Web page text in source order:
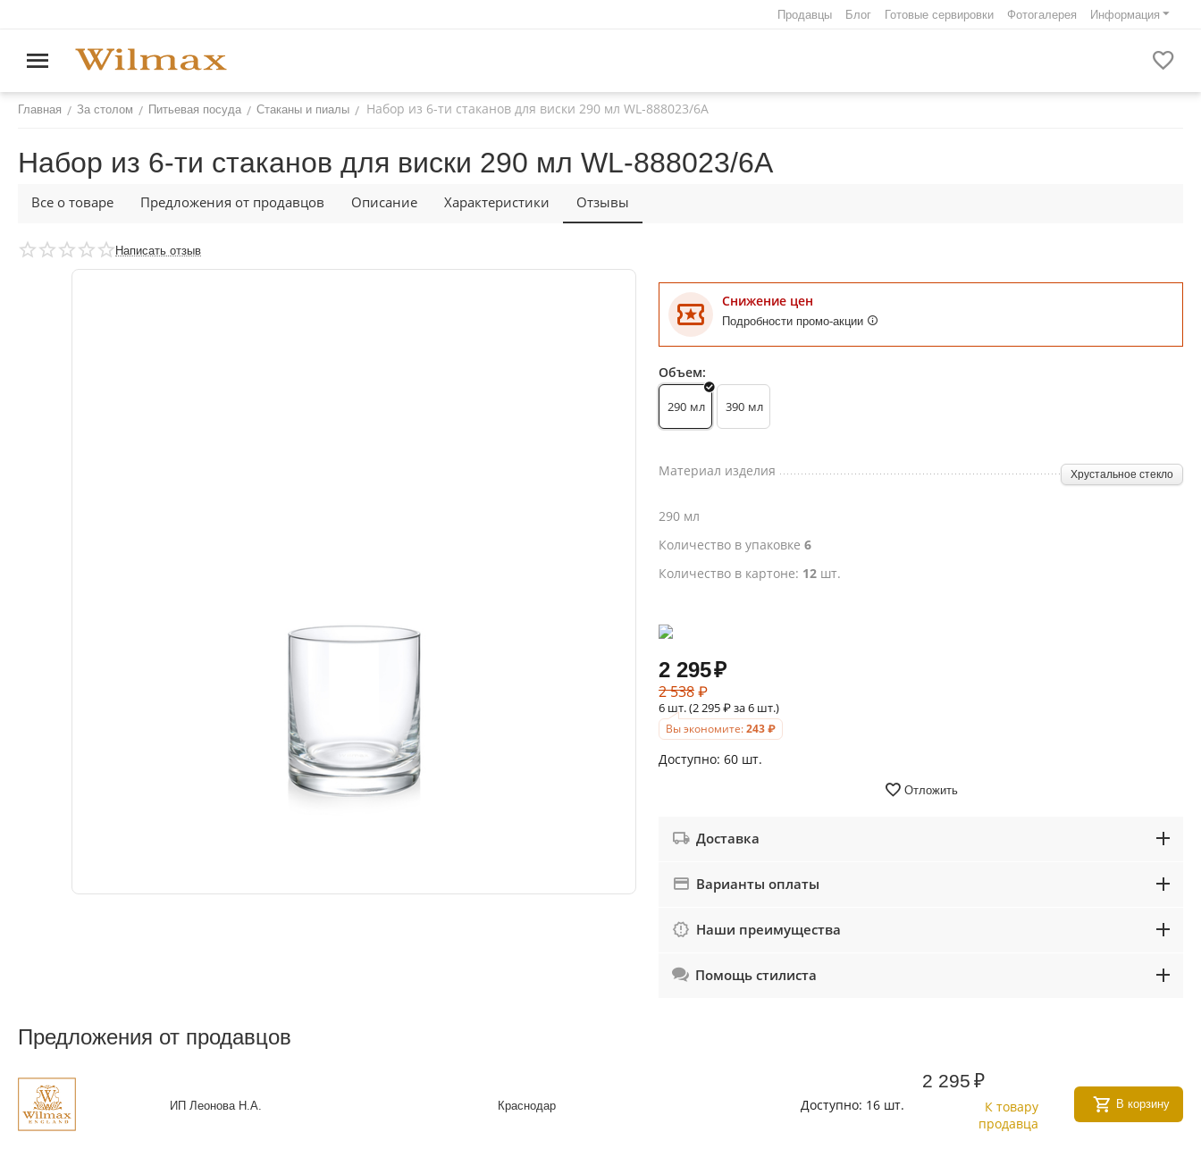
Продавцы Блог Готовые сервировки Фотогалерея Информация
Главная / За столом / Питьевая посуда / Стаканы и пиалы / Набор из 6-ти стаканов для виски 290 мл WL‑888023/6A
Набор из 6-ти стаканов для виски 290 мл WL‑888023/6A
Все о товаре Предложения от продавцов Описание Характеристики Отзывы
Написать отзыв
Снижение цен
Подробности промо-акции
Объем:
290 мл 390 мл
Материал изделия Хрустальное стекло
290 мл
Количество в упаковке6
Количество в картоне: 12 шт.
2 295₽
2 538₽
6 шт. (2 295₽за 6 шт.)
Вы экономите:243₽
Доступно: 60 шт.
Отложить
Доставка
Варианты оплаты
Наши преимущества
Помощь стилиста
Предложения от продавцов
ИП Леонова Н.А. Краснодар Доступно: 16 шт.
2 295 ₽
К товару
продавца
В корзину